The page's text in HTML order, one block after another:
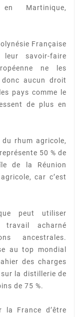
Martinique,
Française
leur savoir-faire
ne les
aucun droit
pays comme le
de plus en
rhum agricole,
50 % de
de la Réunion
car c’est
peut utiliser
travail acharné
ancestrales.
au top mondial
des charges
la distillerie de
de 75 %.
la France d’être